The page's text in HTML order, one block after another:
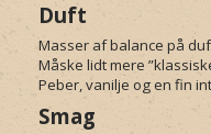
Duft
Masser af balance på
Måske lidt mere
Peber, vanilje og en fin
Smag